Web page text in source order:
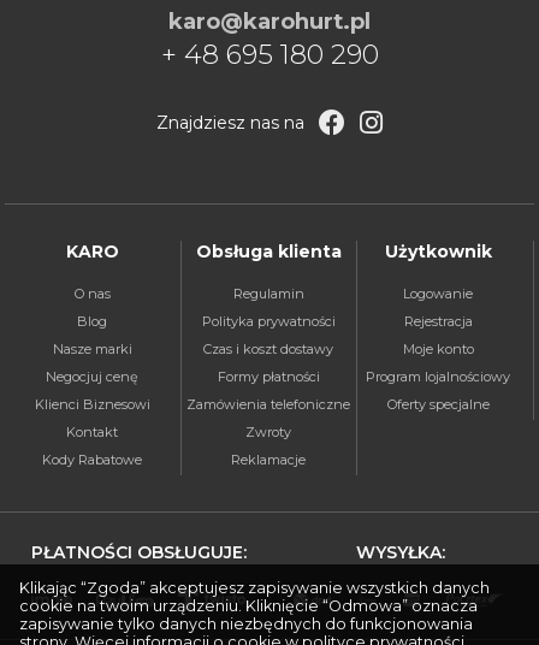
karo@karohurt.pl
+ 48 695 180 290
Znajdziesz nas na
KARO
O nas
Blog
Nasze marki
Negocjuj cenę
Klienci Biznesowi
Kontakt
Kody Rabatowe
Obsługa klienta
Regulamin
Polityka prywatności
Czas i koszt dostawy
Formy płatności
Zamówienia telefoniczne
Zwroty
Reklamacje
Użytkownik
Logowanie
Rejestracja
Moje konto
Program lojalnościowy
Oferty specjalne
PŁATNOŚCI OBSŁUGUJE: WYSYŁKA:
Klikając “Zgoda” akceptujesz zapisywanie wszystkich danych
cookie na twoim urządzeniu. Kliknięcie “Odmowa” oznacza
zapisywanie tylko danych niezbędnych do funkcjonowania